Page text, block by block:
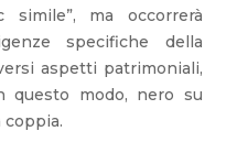
ma occorrerà
specifiche della
aspetti patrimoniali,
questo modo, nero su
coppia.